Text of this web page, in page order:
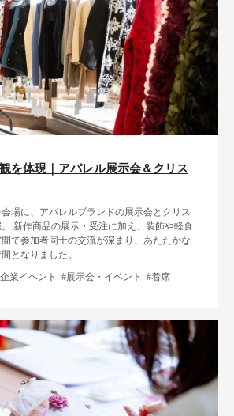
を体現｜アパレル展示会＆クリス
場に、アパレルブランドの展示会とクリス
新作商品の展示・受注に加え、装飾や軽食
で参加者同士の交流が深まり、あたたかな
となりました。
業イベント #展示会・イベント #着席